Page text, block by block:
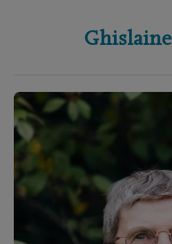
Ghislaine